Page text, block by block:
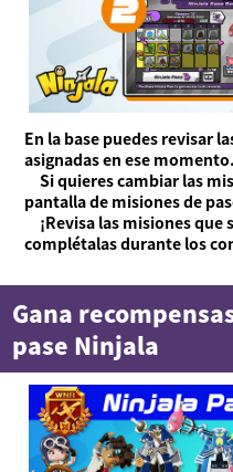
En la base puedes revisar
asignadas en ese momento.
Si quieres cambiar las
pantalla de misiones de
¡Revisa las misiones que
complétalas durante los
Gana
pase Ninjala